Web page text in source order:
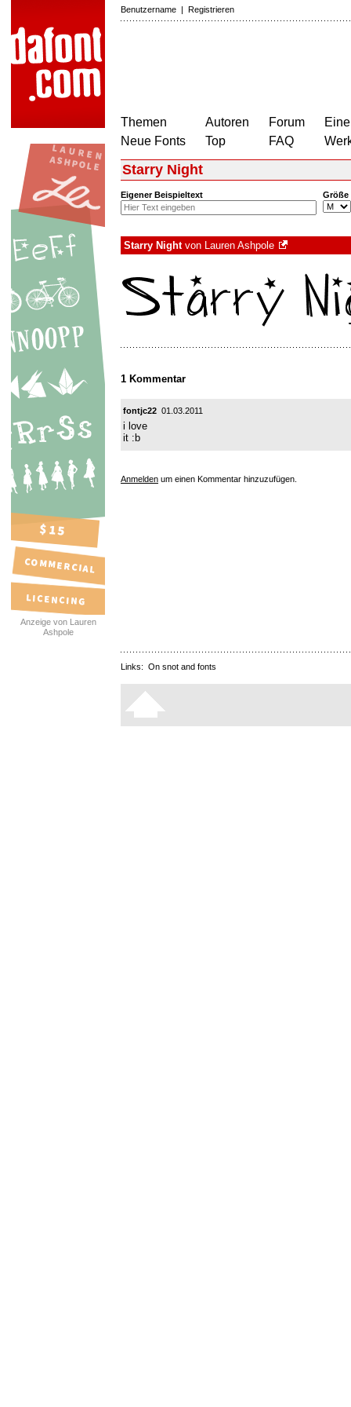
Benutzername | Registrieren
Themen
Neue Fonts
Autoren
Top
Forum
FAQ
Anzeige von Lauren
Ashpole
Starry Night
Eigener Beispieltext Größe
Starry Nightvon Lauren Ashpole
1 Kommentar
fontjc22 01.03.2011
i love
it :b
Anmelden um einen Kommentar hinzuzufügen.
Links: On snot and fonts